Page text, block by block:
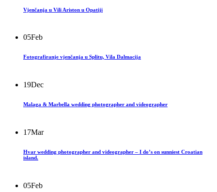
Vjenčanja u Vili Ariston u Opatiji
05Feb
Fotografiranje vjenčanja u Splitu, Vila Dalmacija
19Dec
Malaga & Marbella wedding photographer and videographer
17Mar
Hvar wedding photographer and videographer – I do’s on sunniest Croatian
island.
05Feb